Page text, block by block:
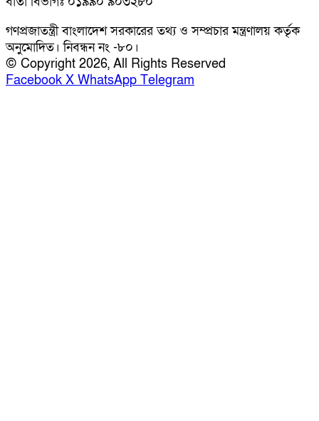
গণপ্রজাতন্ত্রী বাংলাদেশ সরকারের তথ্য ও সম্প্রচার মন্ত্রণালয় কর্তৃক
অনুমোদিত। নিবন্ধন নং -৮০।
© Copyright 2026, All Rights Reserved
Facebook X WhatsApp Telegram